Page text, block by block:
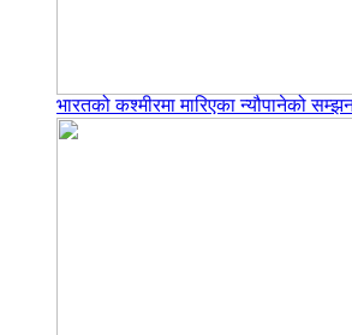
भारतको कश्मीरमा मारिएका न्यौपानेको